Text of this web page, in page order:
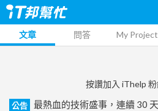
文章 問答 My Project
按讚加入 iThelp
公告
最熱血的技術盛事，連續 30